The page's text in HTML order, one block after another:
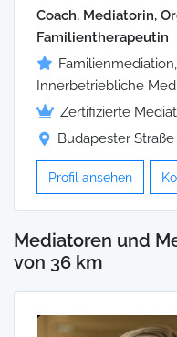
Coach, Mediatorin,
Familientherapeutin
Innerbetriebliche
Zertifizierte
Budapester
Profil ansehen
Mediatoren und
von 36 km